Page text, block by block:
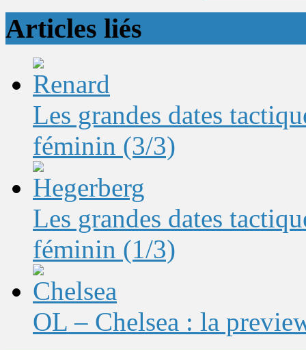
Articles liés
Les grandes dates
féminin (3/3)
Les grandes dates
féminin (1/3)
OL – Chelsea : la